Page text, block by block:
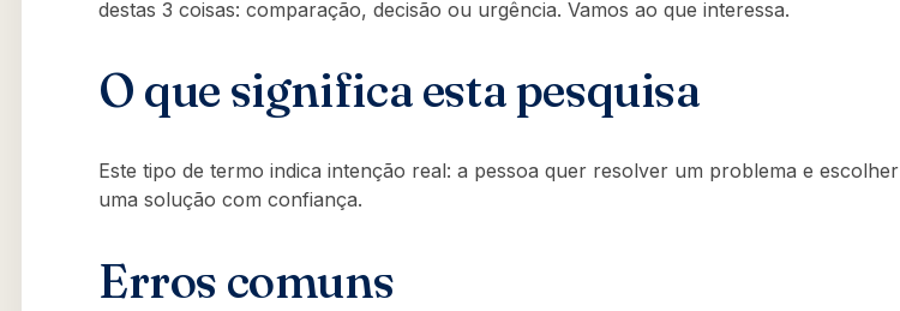
destas 3 coisas: comparação, decisão ou urgência. Vamos ao que interessa.
O que significa esta pesquisa
Este tipo de termo indica intenção real: a pessoa quer resolver um problema e escolher
uma solução com confiança.
Erros comuns